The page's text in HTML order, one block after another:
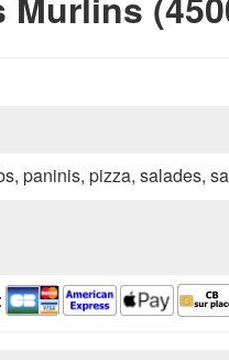
paninis, pizza, salades,